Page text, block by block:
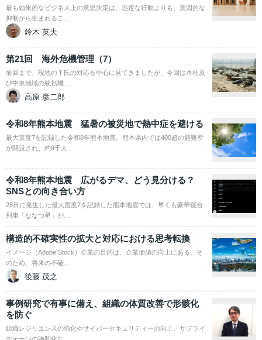
最も効果的なビジネス上の意思決定は、迅速な行動よりも、意図的な
抑制から生まれるこ…
鈴木 英夫
第21回 海外危機管理（7）
前回まで、現地のＴ氏の対応を中心に見てきましたが、今回は本社及
び中東地域の統括機…
高原 彦二郎
令和8年熊本地震 猛暑の被災地で熱中症を避ける
最大震度7を記録した令和8年熊本地震。熊本県内では400超の避難所
が開設され、約9千人…
令和8年熊本地震 広がるデマ、どう見分ける？
SNSとの向き合い方
28日に発生した最大震度7を記録した熊本地震では、早くも豪華寝台
列車「ななつ星」が…
構造的不確実性の拡大と対応における思考転換
イメージ（Adobe Stock）企業の目的は、企業価値の向上にある。そ
のため、将来の不確…
後藤 茂之
事例研究で有事に備え、組織の体質改善で形骸化
を防ぐ
組織レジリエンスの強化やサイバーセキュリティーの向上、サプライ